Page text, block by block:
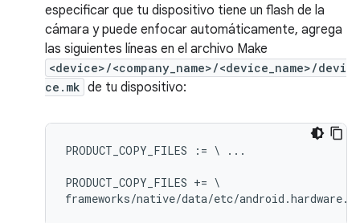
especificar que tu dispositivo tiene un flash de la
cámara y puede enfocar automáticamente, agrega
las siguientes líneas en el archivo Make
<device>/<company_name>/<device_name>/devi
ce.mk de tu dispositivo:
PRODUCT_COPY_FILES := \ ...
PRODUCT_COPY_FILES += \